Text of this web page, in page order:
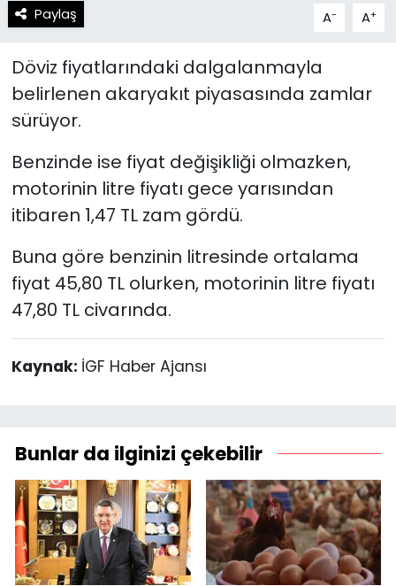
Paylaş A- A+
Döviz fiyatlarındaki dalgalanmayla
belirlenen akaryakıt piyasasında zamlar
sürüyor.
Benzinde ise fiyat değişikliği olmazken,
motorinin litre fiyatı gece yarısından
itibaren 1,47 TL zam gördü.
Buna göre benzinin litresinde ortalama
fiyat 45,80 TL olurken, motorinin litre fiyatı
47,80 TL civarında.
Kaynak: İGF Haber Ajansı
Bunlar da ilginizi çekebilir